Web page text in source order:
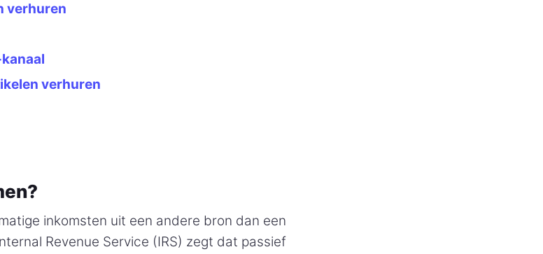
verhuren
verhuren
inkomsten uit een andere bron dan een
Revenue Service (IRS) zegt dat passief